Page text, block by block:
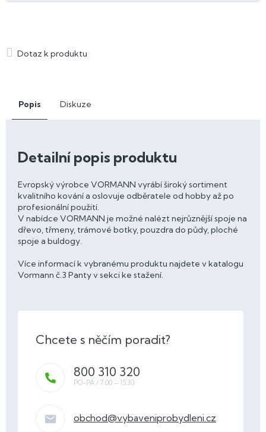
Popis Diskuze
Detailní popis produktu
Evropský výrobce VORMANN vyrábí široký sortiment
kvalitního kování a oslovuje odběratele od hobby až po
profesionální použití.
V nabídce VORMANN je možné nalézt nejrůznější spoje na
dřevo, třmeny, trámové botky, pouzdra do půdy, ploché
spoje a buldogy.
Více informací k vybranému produktu najdete v katalogu
Vormann č.3 Panty v sekci ke stažení.
obchod@vybaveniprobydleni.cz
800 310 320